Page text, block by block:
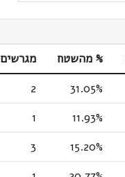
% מהשטח מגרשים
31.05%
2
11.93%
1
15.20%
3